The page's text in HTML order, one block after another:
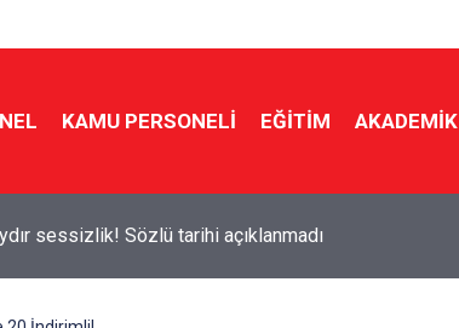
KAMU PERSONELİ EĞİTİM AKADEMİK
sessizlik! Sözlü tarihi açıklanmadı